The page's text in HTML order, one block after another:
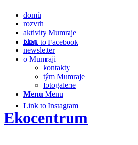
Link to Facebook
Link to Instagram
domů
rozvrh
aktivity Mumraje
blog
newsletter
o Mumraji
kontakty
tým Mumraje
fotogalerie
Menu Menu
Ekocentrum